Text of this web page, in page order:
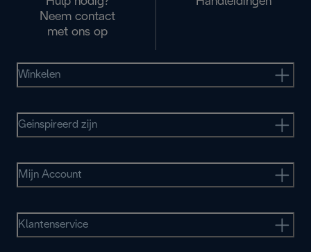
Neem contact
met ons op
Winkelen
Geinspireerd zijn
Mijn Account
Klantenservice